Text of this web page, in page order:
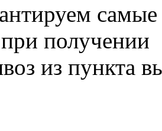
получении
из пункта